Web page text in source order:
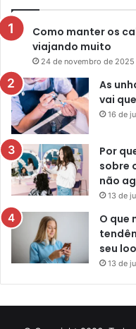
Como manter os
viajando muito
24 de novembro de 2025
As
vai
16 de
Por
sobre
não
13 de
O que
seu
13 de